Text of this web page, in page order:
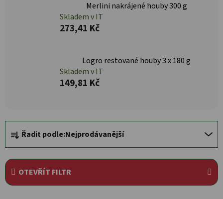
Merlini nakrájené houby 300 g
Skladem v IT
273,41 Kč
Logro restované houby 3 x 180 g
Skladem v IT
149,81 Kč
Řazení produktů
Řadit podle:Nejprodávanější
OTEVŘÍT FILTR